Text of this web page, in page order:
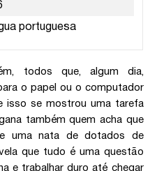
portuguesa
todos que, algum dia,
o papel ou o computador
isso se mostrou uma tarefa
também quem acha que
uma nata de dotados de
que tudo é uma questão
e trabalhar duro até chegar